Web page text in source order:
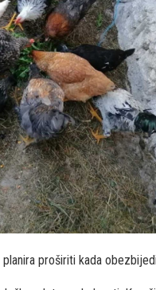
proširiti kada